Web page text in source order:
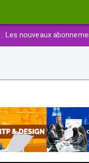
: Les nouveaux